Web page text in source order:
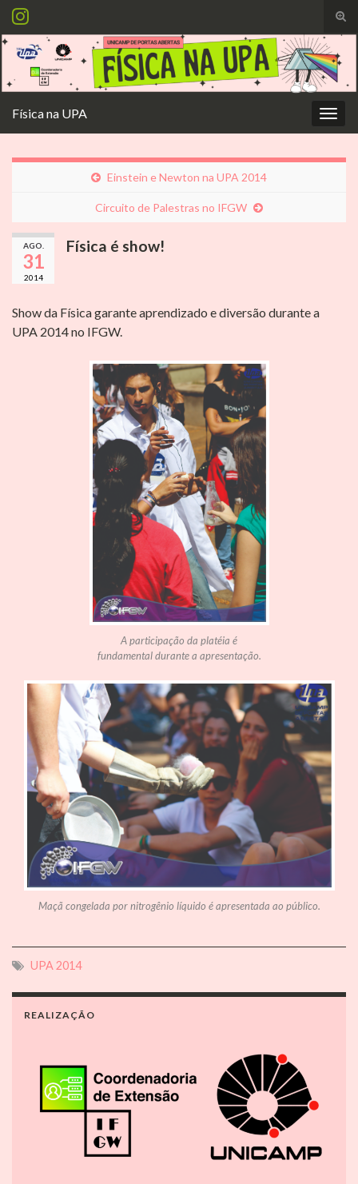
de
Search for:
Física na UPA
Einstein e Newton na UPA 2014
Circuito de Palestras no IFGW
AGO.
31
2014
Física é show!
Show da Física garante aprendizado e diversão durante a
UPA 2014 no IFGW.
A participação da platéia é
fundamental durante a apresentação.
Maçã congelada por nitrogênio líquido é apresentada ao público.
UPA 2014
REALIZAÇÃO